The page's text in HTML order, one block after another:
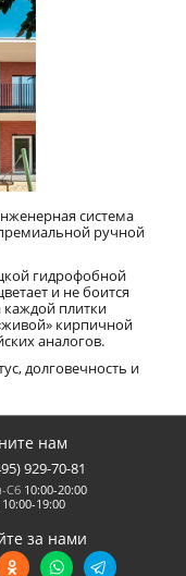
система
ручной
гидрофобной
и не боится
плитки
кирпичной
аналогов.
долговечность и
нам
929-70-81
Сб 10:00-20:00
10:00-19:00
за нами